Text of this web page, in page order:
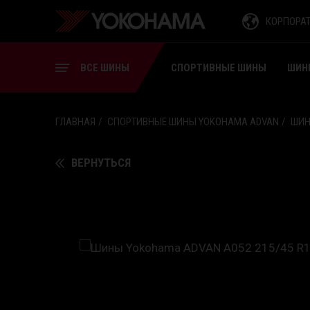
ВСЕ ШИНЫ СПОРТИВНЫЕ ШИНЫ
СПОРТИВНЫЕ ШИНЫ
ШИНЫ ДЛЯ ВИЛОЧНЫХ
ГЛАВНАЯ СПОРТИВНЫЕ ШИНЫ YOKOHAMA ADVAN
ВЕРНУТЬСЯ